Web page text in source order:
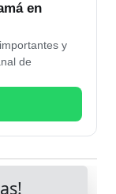
en
y
de